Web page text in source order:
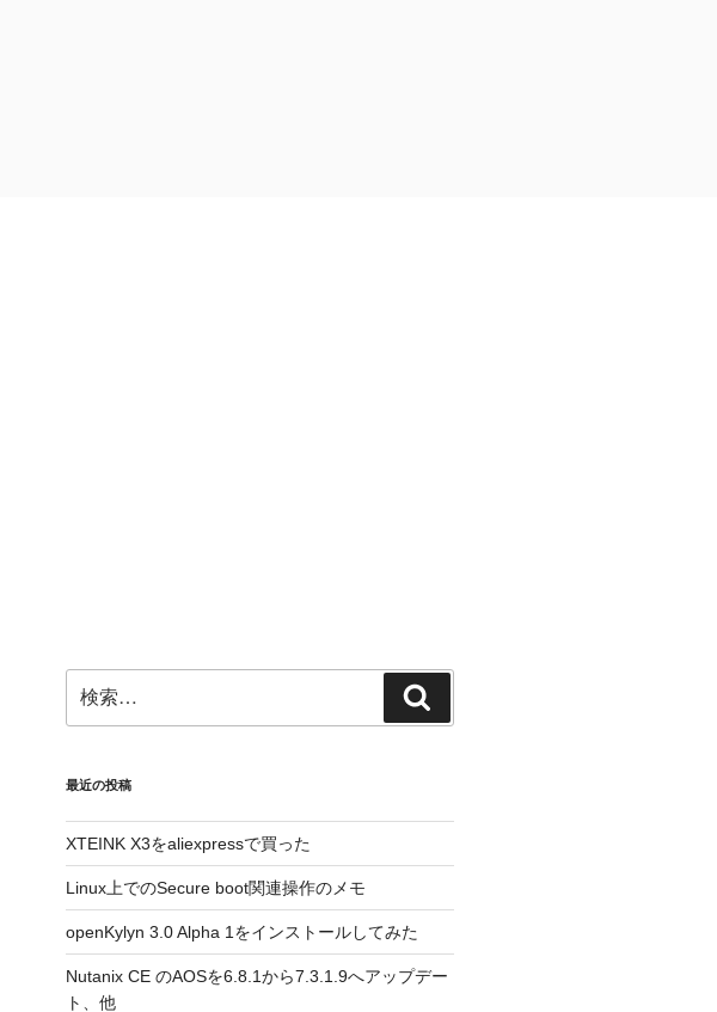
索:
索
最近の投稿
XTEINK X3をaliexpressで買った
Linux上でのSecure boot関連操作のメモ
openKylyn 3.0 Alpha 1をインストールしてみた
Nutanix CE のAOSを6.8.1から7.3.1.9へアップデー
ト、他